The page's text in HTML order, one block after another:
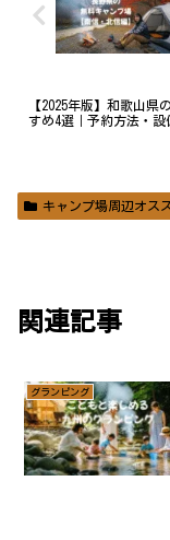
【2025年版】和歌山県
すめ4選｜予約方法・設
キャンプ場周辺オス
関連記事
グランピング